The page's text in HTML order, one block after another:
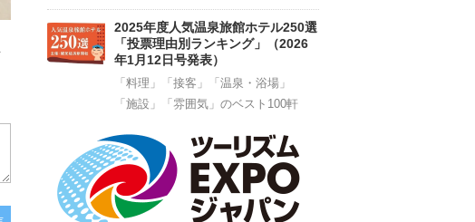
2025年度人気温泉旅館ホテル250選
「投票理由別ランキング」（2026
年1月12日号発表）
「料理」「接客」「温泉・浴場」
「施設」「雰囲気」のベスト100軒